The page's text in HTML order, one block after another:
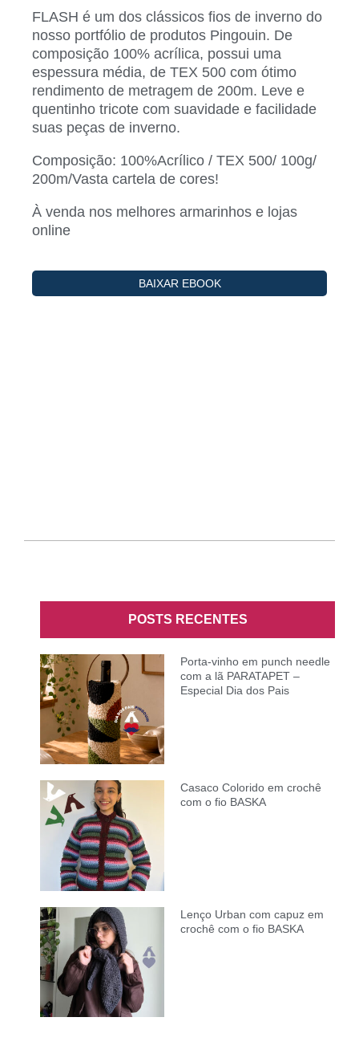
FLASH é um dos clássicos fios de inverno do
nosso portfólio de produtos Pingouin. De
composição 100% acrílica, possui uma
espessura média, de TEX 500 com ótimo
rendimento de metragem de 200m. Leve e
quentinho tricote com suavidade e facilidade
suas peças de inverno.
Composição: 100%Acrílico / TEX 500/ 100g/
200m/Vasta cartela de cores!
À venda nos melhores armarinhos e lojas
online
POSTS RECENTES
Porta-vinho em punch needle
com a lã PARATAPET –
Especial Dia dos Pais
Casaco Colorido em crochê
com o fio BASKA
Lenço Urban com capuz em
crochê com o fio BASKA